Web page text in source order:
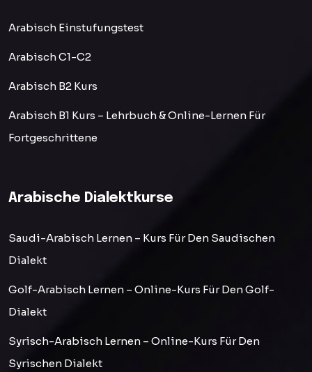
Arabisch Einstufungstest
Arabisch C1-C2
Arabisch B2 Kurs
Arabisch B1 Kurs – Lehrbuch & Online-Lernen Für
Fortgeschrittene
Arabische Dialektkurse
Saudi-Arabisch Lernen – Kurs Für Den Saudischen
Dialekt
Golf-Arabisch Lernen – Online-Kurs Für Den Golf-
Dialekt
Syrisch-Arabisch Lernen – Online-Kurs Für Den
Syrischen Dialekt